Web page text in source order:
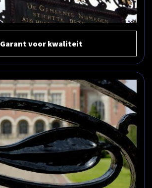
Garant voor kwaliteit